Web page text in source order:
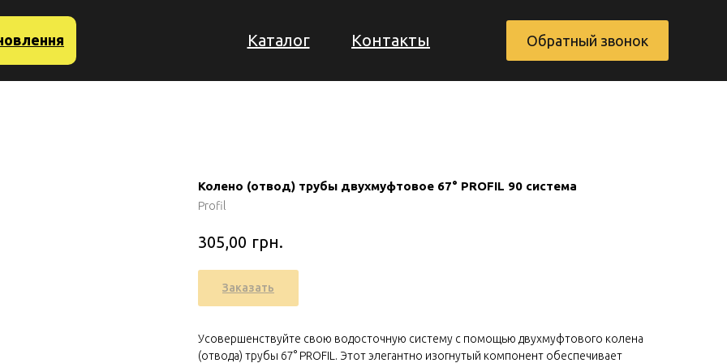
Каталог
Заказать обратный звонок
Контакты Обратный звонок
Колено (отвод) трубы двухмуфтовое 67° PROFIL 90 система
Profil
305,00 грн.
Заказать
Усовершенствуйте свою водосточную систему с помощью двухмуфтового колена
(отвода) трубы 67° PROFIL. Этот элегантно изогнутый компонент обеспечивает